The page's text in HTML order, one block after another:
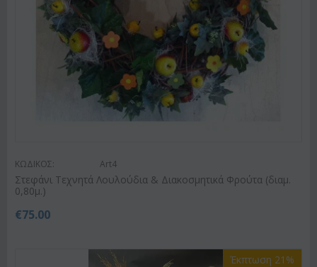
ΚΩΔΙΚΟΣ: Art4
Στεφάνι Τεχνητά Λουλούδια & Διακοσμητικά Φρούτα (διαμ.
0,80μ.)
€75.00
Έκπτωση 21%